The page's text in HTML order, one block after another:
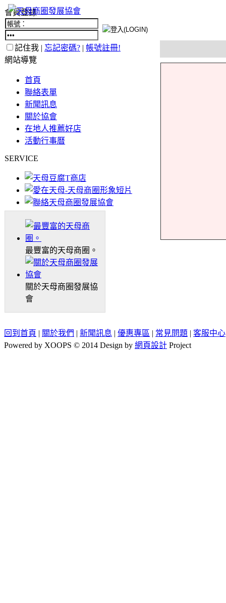
會員登錄
記住我 | 忘記密碼? | 帳號註冊!
網站導覽
首頁
聯絡表單
新聞訊息
關於協會
在地人推薦好店
活動行事曆
SERVICE
最豐富的天母商圈。
關於天母商圈發展協
會
回到首頁 | 關於我們 | 新聞訊息 | 優惠專區 | 常見問題 | 客服中心
Powered by XOOPS © 2014 Design by 網頁設計 Project